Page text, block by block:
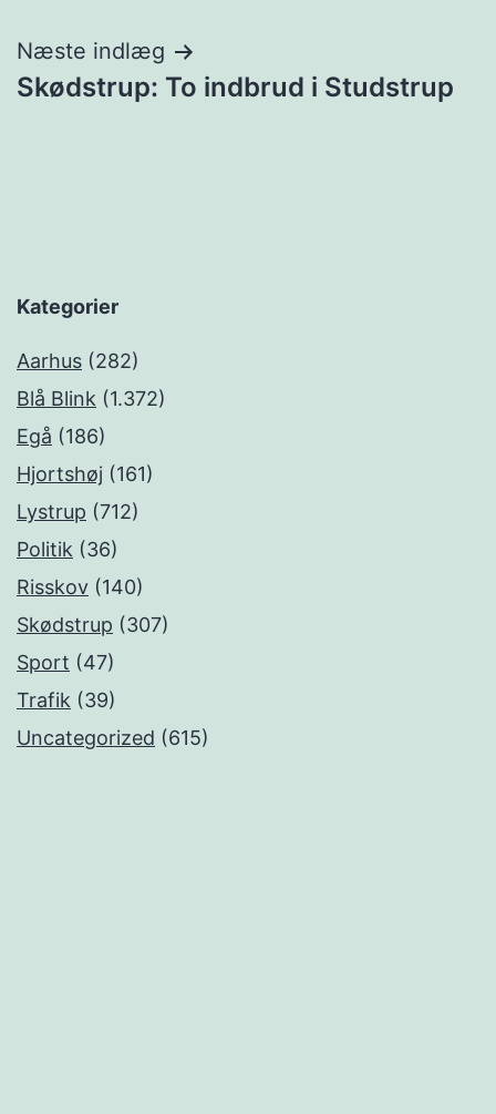
Næste indlæg
Skødstrup: To indbrud i Studstrup
Kategorier
Aarhus (282)
Blå Blink (1.372)
Egå (186)
Hjortshøj (161)
Lystrup (712)
Politik (36)
Risskov (140)
Skødstrup (307)
Sport (47)
Trafik (39)
Uncategorized (615)